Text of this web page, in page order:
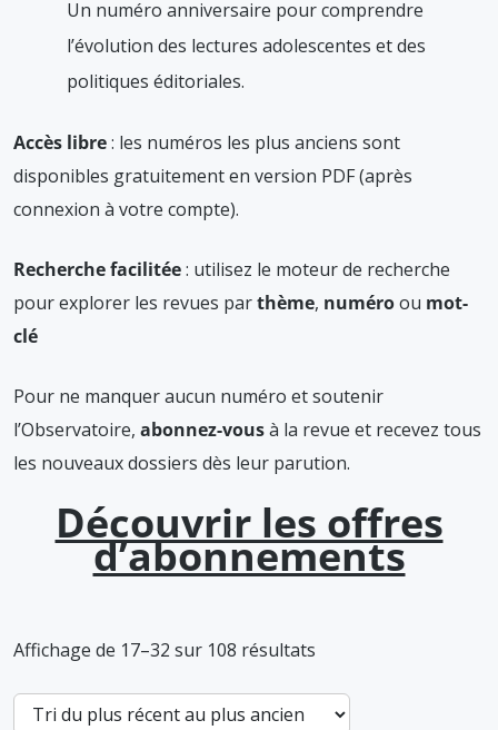
Un numéro anniversaire pour comprendre
l’évolution des lectures adolescentes et des
politiques éditoriales.
Accès libre: les numéros les plus anciens sont
disponibles gratuitement en version PDF (après
connexion à votre compte).
Recherche facilitée: utilisez le moteur de recherche
pour explorer les revues parthème, numéroou mot-
clé
Pour ne manquer aucun numéro et soutenir
l’Observatoire, abonnez-vousà la revue et recevez tous
les nouveaux dossiers dès leur parution.
Découvrir les offres
d’abonnements
Affichage de 17–32 sur 108 résultats